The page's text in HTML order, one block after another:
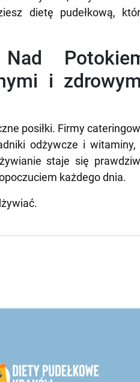
dietę pudełkową,
i
posiłki. Firmy
odżywcze i witaminy,
staje się
każdego dnia.